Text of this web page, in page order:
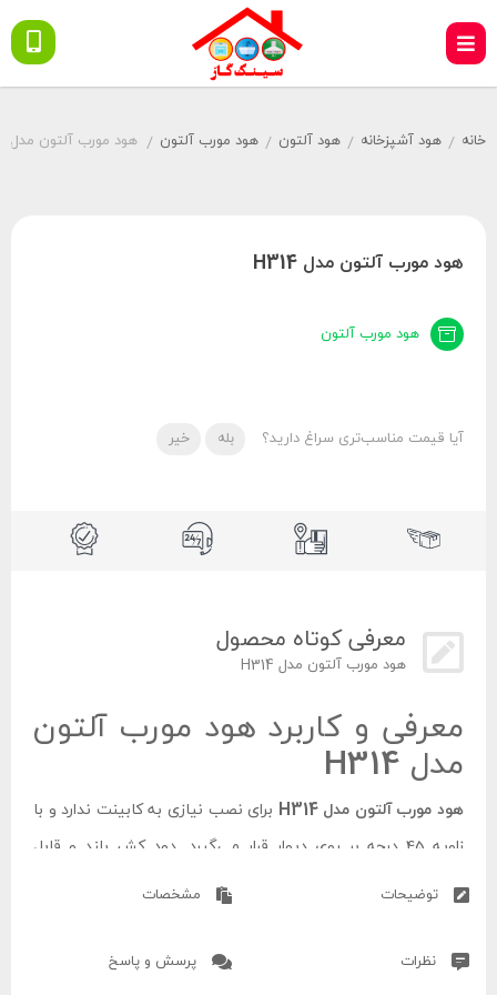
خانه / هود آشپزخانه / هود آلتون / هود مورب آلتون / هود مورب آلتون مدل H314
هود مورب آلتون مدل H314
هود مورب آلتون
آیا قیمت مناسب‌تری سراغ دارید؟ بله خیر
معرفی کوتاه محصول
هود مورب آلتون مدل H314
معرفی و کاربرد هود مورب آلتون
مدل H314
هود مورب آلتون مدل H314
برای نصب نیازی به کابینت ندارد و با
زاویه 45 درجه بر روی دیوار قرار می‌گیرد. دود کش بلند و قابل
تنظیمی کمک می‌کند تا نصب استانداردی داشته باشد. سنسورهای
بو، حرارت و دود را جذب خود کند و هوای آشپزخانه و خانه را تمیز
توضیحات مشخصات
نظرات پرسش و پاسخ